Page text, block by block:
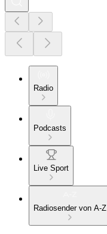
Radio
Podcasts
Live Sport
Radiosender von A-Z